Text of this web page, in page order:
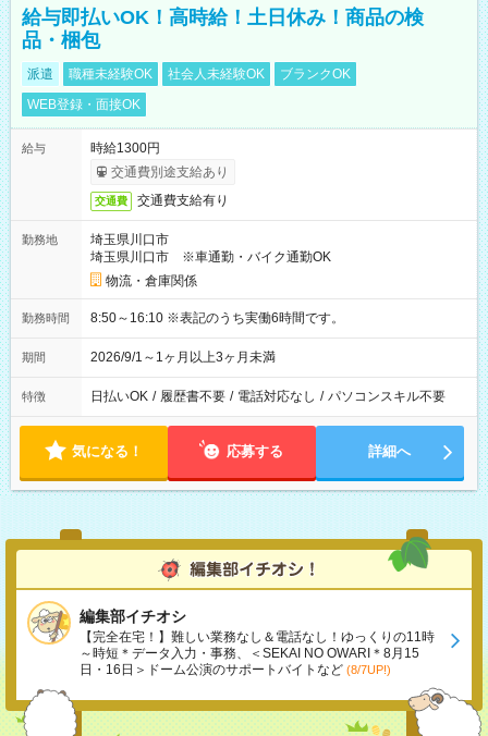
給与即払いOK！高時給！土日休み！商品の検
品・梱包
派遣 職種未経験OK 社会人未経験OK
ブランクOK
WEB登録・面接OK
給与
時給1300円
交通費別途支給あり
交通費 交通費支給有り
勤務地
埼玉県川口市
埼玉県川口市 ※車通勤・バイク通勤OK
物流・倉庫関係
勤務時間 8:50～16:10 ※表記のうち実働6時間です。
期間 2026/9/1～1ヶ月以上3ヶ月未満
特徴 日払いOK / 履歴書不要 / 電話対応なし / パソコンスキル不要
気になる！ 応募する 詳細へ
編集部イチオシ
【完全在宅！】難しい業務なし＆電話なし！ゆっくりの11時
～時短＊データ入力・事務、＜SEKAI NO OWARI＊8月15
日・16日＞ドーム公演のサポートバイトなど (8/7UP!)